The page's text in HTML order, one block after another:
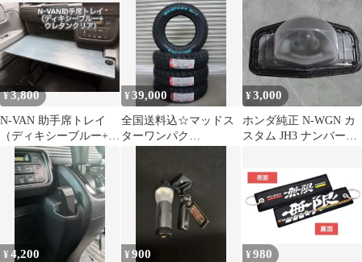
¥3,800
N-VAN 助手席トレイ
（ディキシーブルー+ウ
レタンクリア）
¥39,000
全国送料込☆マッドス
ターワンパク
¥3,000
ホンダ純正 N-WGN カ
スタム JH3 ナンバー灯
¥4,200 ¥900 ¥980